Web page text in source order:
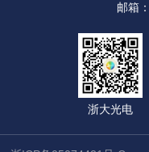
邮箱
浙大光电